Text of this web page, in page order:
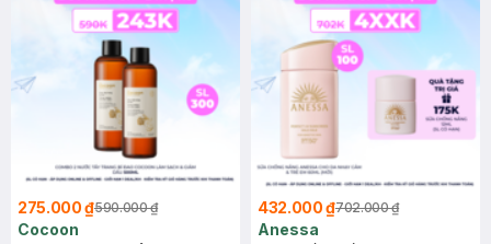
275.000 ₫590.000 ₫
Cocoon
432.000 ₫702.000 ₫
Anessa